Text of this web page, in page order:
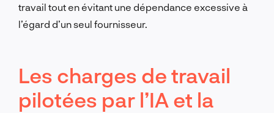
travail tout en évitant une dépendance excessive à
l’égard d’un seul fournisseur.
Les charges de travail
pilotées par l’IA et la